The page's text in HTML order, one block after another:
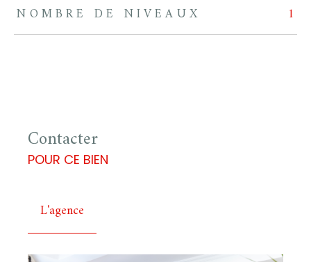
NOMBRE DE NIVEAUX
1
Contacter
POUR CE BIEN
L'agence